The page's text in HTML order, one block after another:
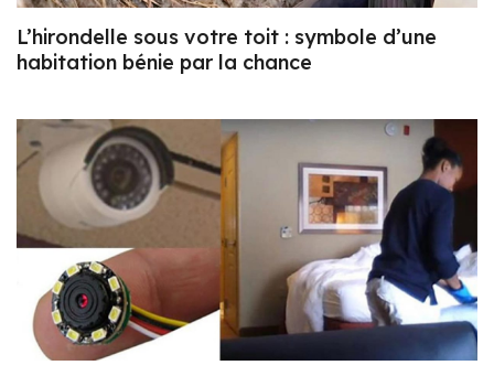
L’hirondelle sous votre toit : symbole d’une
habitation bénie par la chance